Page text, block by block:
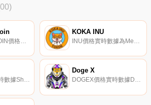
KOKA INU
$ShibX價格實時數據ShibX（$｛$ShibXnname｝）是一種加密貨幣,在BNB智能鏈（BEP20）平臺上運營。ShibX的當前電源為0。最近已知的ShibX價格為0.00035027美元,在過去24小時內上漲了4.24美元。更多信息請訪問www.shibxbsc.com.
Doge X
DOGEX價格實時數據Doge X是為狗狗幣社區創建的通貨緊縮代幣。一份反映合同,在狗狗幣中獲得15%的獎勵。Doge X還擁有自己的街頭藝術家手工制作的可收藏NFT.